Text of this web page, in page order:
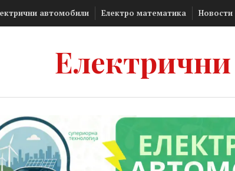
автомобили Електро математика Новости